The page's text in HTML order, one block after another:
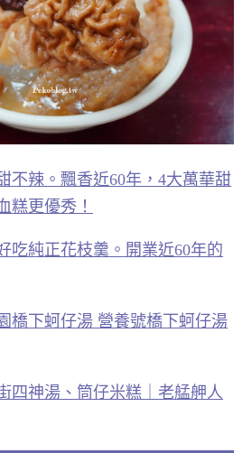
不辣。飄香近60年，4大萬華甜
糕更優秀！
吃純正花枝羹。開業近60年的
橋下蚵仔湯 營養號橋下蚵仔湯
四神湯、筒仔米糕｜老艋舺人